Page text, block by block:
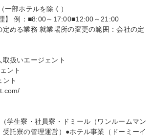
】 例：■8:00～17:00■12:00～21:00
める業務 就業場所の変更の範囲：会社の定
扱いエージェント
ント
ント
学生寮・社員寮・ドミール（ワンルームマン
受託寮の管理運営）●ホテル事業（ドーミーイ